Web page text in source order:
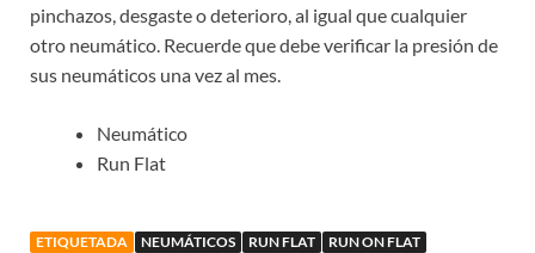
pinchazos, desgaste o deterioro, al igual que cualquier
otro neumático. Recuerde que debe verificar la presión de
sus neumáticos una vez al mes.
Neumático
Run Flat
ETIQUETADA NEUMÁTICOS RUN FLAT
RUN ON FLAT